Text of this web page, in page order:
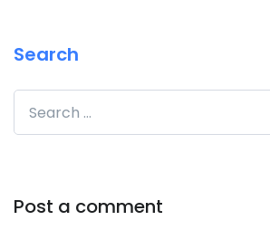
Search
Search for:
Post a comment